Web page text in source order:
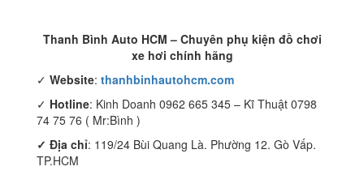
Thanh Bình Auto HCM – Chuyên phụ kiện đồ chơi
xe hơi chính hãng
✓ Website: thanhbinhautohcm.com
✓ Hotline: Kinh Doanh 0962 665 345 – Kĩ Thuật 0798
74 75 76 ( Mr:Bình )
✓ Địa chỉ: 119/24 Bùi Quang Là. Phường 12. Gò Vấp.
TP.HCM